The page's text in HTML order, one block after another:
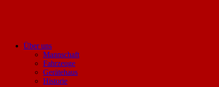
Über uns
Mannschaft
Fahrzeuge
Gerätehaus
Historie